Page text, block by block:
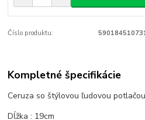
Číslo produktu:
Kompletné špecifikácie
Ceruza so štýlovou ľudovou
Dĺžka : 19cm